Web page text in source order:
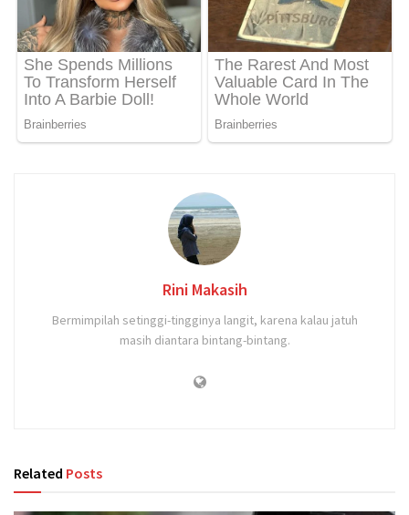
Rini Makasih
Bermimpilah setinggi-tingginya langit, karena kalau jatuh
masih diantara bintang-bintang.
Related Posts